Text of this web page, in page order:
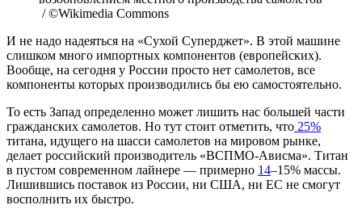
/ ©Wikimedia Commons
И не надо надеяться на «Сухой Суперджет». В этой машине
слишком много импортных компонентов (европейских).
Вообще, на сегодня у России просто нет самолетов, все
компоненты которых производились бы ею самостоятельно.
То есть Запад определенно может лишить нас большей части
гражданских самолетов. Но тут стоит отметить, что 25%
титана, идущего на шасси самолетов на мировом рынке,
делает российский производитель «ВСПМО-Ависма». Титан
в пустом современном лайнере — примерно 14–15% массы.
Лишившись поставок из России, ни США, ни ЕС не смогут
восполнить их быстро.